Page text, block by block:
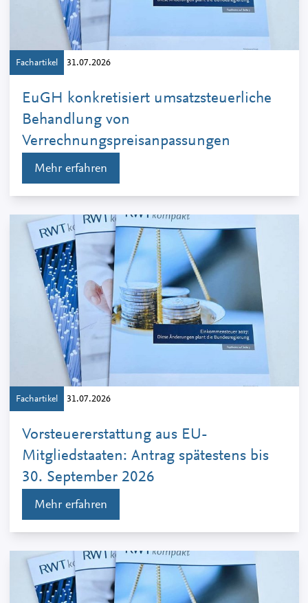
Fachartikel 31.07.2026
EuGH konkretisiert umsatzsteuerliche
Behandlung von
Verrechnungspreisanpassungen
Mehr erfahren
Fachartikel 31.07.2026
Vorsteuererstattung aus EU-
Mitgliedstaaten: Antrag spätestens bis
30. September 2026
Mehr erfahren